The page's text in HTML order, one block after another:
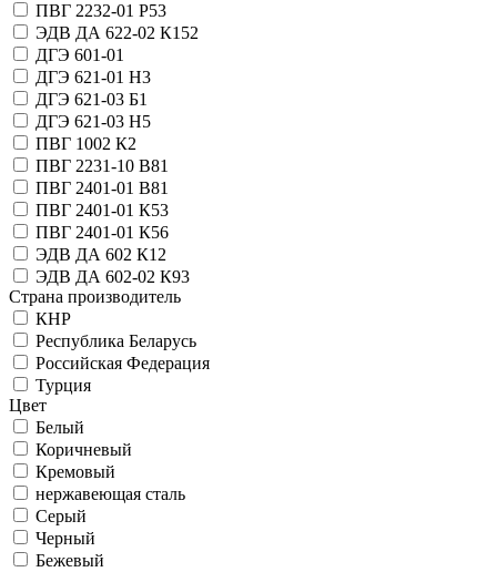
ПВГ 2232-01 Р53
ЭДВ ДА 622-02 К152
ДГЭ 601-01
ДГЭ 621-01 Н3
ДГЭ 621-03 Б1
ДГЭ 621-03 Н5
ПВГ 1002 К2
ПВГ 2231-10 В81
ПВГ 2401-01 В81
ПВГ 2401-01 К53
ПВГ 2401-01 К56
ЭДВ ДА 602 К12
ЭДВ ДА 602-02 К93
Страна производитель
КНР
Республика Беларусь
Российская Федерация
Турция
Цвет
Белый
Коричневый
Кремовый
нержавеющая сталь
Серый
Черный
Бежевый